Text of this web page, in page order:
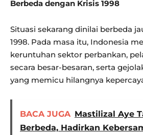
Berbeda dengan Krisis 1998
Situasi sekarang dinilai berbeda
1998. Pada masa itu, Indonesia
keruntuhan sektor perbankan,
secara besar-besaran, serta
yang memicu hilangnya
BACA JUGA Mastilizal Aye
Berbeda, Hadirkan